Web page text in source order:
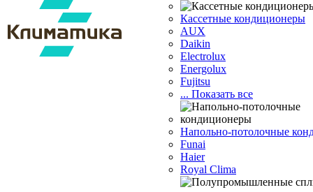
Кассетные кондиционеры
AUX
Daikin
Electrolux
Energolux
Fujitsu
... Показать все
Напольно-потолочные
Funai
Haier
Royal Clima